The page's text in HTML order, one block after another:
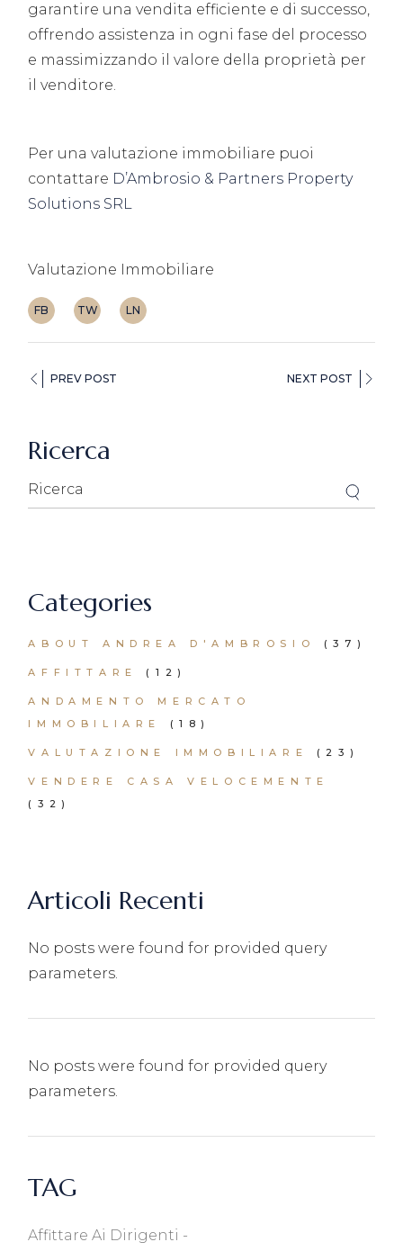
garantire una vendita efficiente e di successo,
offrendo assistenza in ogni fase del processo
e massimizzando il valore della proprietà per
il venditore.
Per una valutazione immobiliare puoi
contattare D’Ambrosio & Partners Property
Solutions SRL
Valutazione Immobiliare
FB TW LN
PREV POST NEXT POST
Ricerca
Categories
ABOUT ANDREA D'AMBROSIO (37)
AFFITTARE (12)
ANDAMENTO MERCATO
IMMOBILIARE
(18)
VALUTAZIONE IMMOBILIARE (23)
VENDERE CASA VELOCEMENTE
(32)
Articoli Recenti
No posts were found for provided query
parameters.
No posts were found for provided query
parameters.
TAG
Affittare Ai Dirigenti